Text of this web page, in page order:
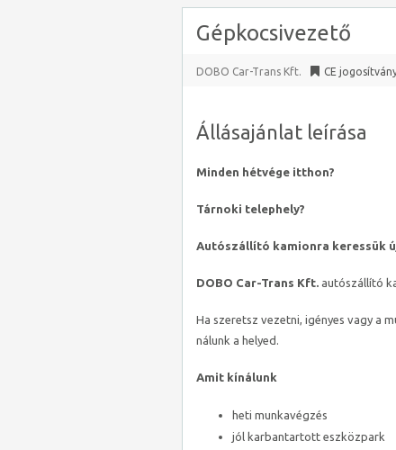
Gépkocsivezető
DOBO Car-Trans Kft. CE
Állásajánlat leírása
Minden hétvége itthon?
Tárnoki telephely?
Autószállító kamionra keressük
DOBO Car-Trans Kft. autószállító
Ha szeretsz vezetni, igényes vagy a
nálunk a helyed.
Amit kínálunk
heti munkavégzés
jól karbantartott eszközpark